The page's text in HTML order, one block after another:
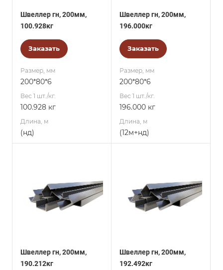
Швеллер гн, 200мм,
100.928кг
Заказать
Размер, мм
200*80*6
Вес 1 шт./кг.
100.928 кг
Длина, м
(нд)
Швеллер гн, 200мм,
196.000кг
Заказать
Размер, мм
200*80*6
Вес 1 шт./кг.
196.000 кг
Длина, м
(12м+нд)
Швеллер гн, 200мм,
190.212кг
Швеллер гн, 200мм,
192.492кг